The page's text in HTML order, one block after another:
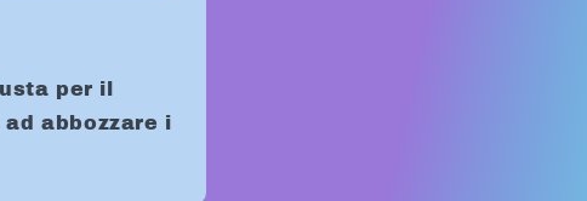
per il
abbozzare i